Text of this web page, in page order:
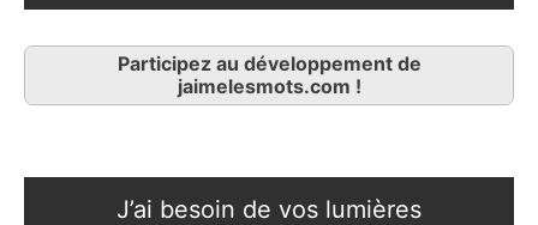
Participez au développement de
jaimelesmots.com !
J’ai besoin de vos lumières